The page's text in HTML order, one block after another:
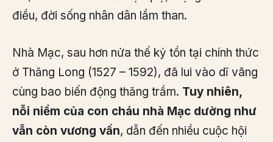
điều, đời sống nhân dân lầm than.
Nhà Mạc, sau hơn nửa thế kỷ tồn tại chính thức
ở Thăng Long (1527 – 1592), đã lui vào dĩ vãng
cùng bao biến động thăng trầm. Tuy nhiên,
nỗi niềm của con cháu nhà Mạc dường như
vẫn còn vương vấn, dẫn đến nhiều cuộc hội